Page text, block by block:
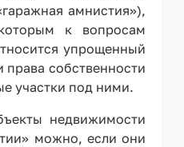
амнистия»),
к вопросам
упрощенный
права собственности
участки под ними.
недвижимости
можно, если они